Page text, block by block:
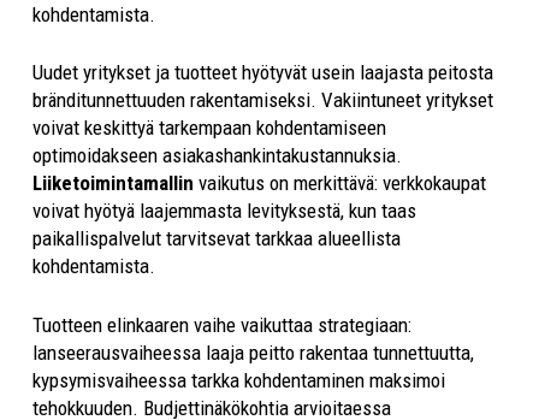
kohdentamista.
Uudet yritykset ja tuotteet hyötyvät usein laajasta peitosta
bränditunnettuuden rakentamiseksi. Vakiintuneet yritykset
voivat keskittyä tarkempaan kohdentamiseen
optimoidakseen asiakashankintakustannuksia.
Liiketoimintamallin vaikutus on merkittävä: verkkokaupat
voivat hyötyä laajemmasta levityksestä, kun taas
paikallispalvelut tarvitsevat tarkkaa alueellista
kohdentamista.
Tuotteen elinkaaren vaihe vaikuttaa strategiaan:
lanseerausvaiheessa laaja peitto rakentaa tunnettuutta,
kypsymisvaiheessa tarkka kohdentaminen maksimoi
tehokkuuden. Budjettinäkökohtia arvioitaessa